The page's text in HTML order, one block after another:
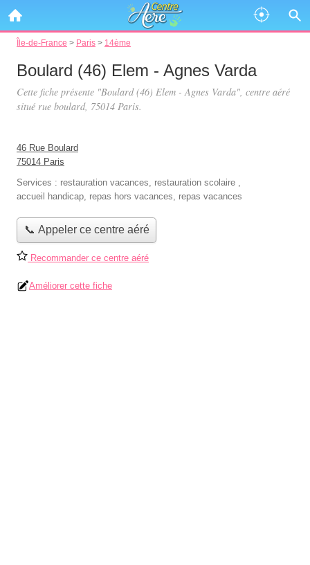
Île-de-France > Paris > 14ème
Boulard (46) Elem - Agnes Varda
Cette fiche présente "Boulard (46) Elem - Agnes Varda", centre aéré
situé rue boulard, 75014 Paris.
46 Rue Boulard
75014 Paris
Services : restauration vacances, restauration scolaire ,
accueil handicap, repas hors vacances, repas vacances
📞 Appeler ce centre aéré
Recommander ce centre aéré
Améliorer cette fiche